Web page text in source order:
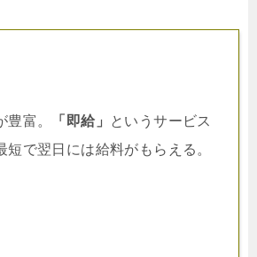
富。 「即給」
というサービス
短で翌日には給料がもらえる。